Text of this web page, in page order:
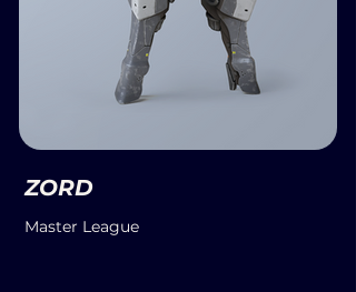
ZORD
Master League